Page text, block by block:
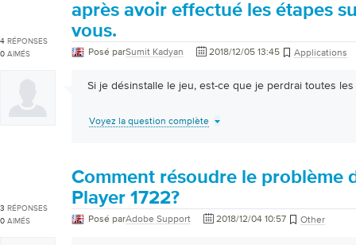
4 RÉPONSES
0 AIMÉS
après avoir effectué les étapes
vous.
Posé parSumit Kadyan 2018/12/05 13:45 Applications
Si je désinstalle le jeu, est-ce que je perdrai toutes
Voyez la question complète
3 RÉPONSES
0 AIMÉS
Comment résoudre le problème
Player 1722?
Posé parAdobe Support 2018/12/04 10:57 Other